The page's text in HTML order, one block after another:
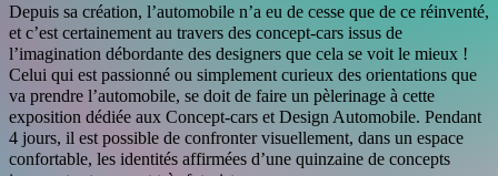
Depuis sa création, l’automobile n’a eu de cesse que de ce réinventé,
et c’est certainement au travers des concept-cars issus de
l’imagination débordante des designers que cela se voit le mieux !
Celui qui est passionné ou simplement curieux des orientations que
va prendre l’automobile, se doit de faire un pèlerinage à cette
exposition dédiée aux Concept-cars et Design Automobile. Pendant
4 jours, il est possible de confronter visuellement, dans un espace
confortable, les identités affirmées d’une quinzaine de concepts